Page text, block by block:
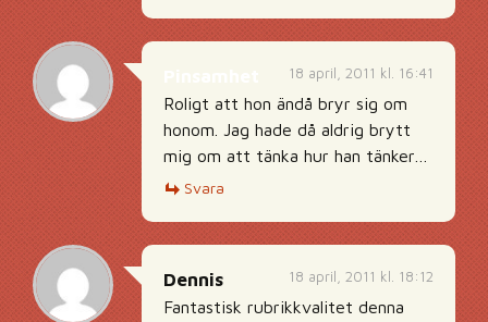
18 april, 2011 kl. 16:41
Roligt att hon ändå bryr sig om
honom. Jag hade då aldrig brytt
mig om att tänka hur han tänker…
Svara
18 april, 2011 kl. 18:12
Dennis
Fantastisk rubrikkvalitet denna